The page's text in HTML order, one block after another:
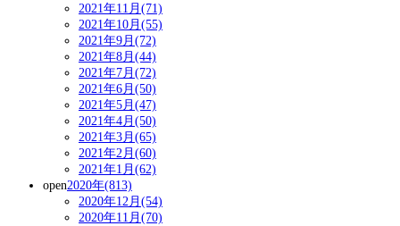
2021年11月(71)
2021年10月(55)
2021年9月(72)
2021年8月(44)
2021年7月(72)
2021年6月(50)
2021年5月(47)
2021年4月(50)
2021年3月(65)
2021年2月(60)
2021年1月(62)
open2020年(813)
2020年12月(54)
2020年11月(70)